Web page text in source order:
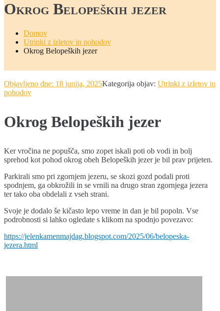
Okrog Belopeških jezer
Domov
Utrinki z izletov in pohodov
Okrog Belopeških jezer
Objavljeno dne: 18 junija, 2025Kategorija objav: Utrinki z izletov in
pohodov
Okrog Belopeških jezer
Ker vročina ne popušča, smo zopet iskali poti ob vodi in bolj
sprehod kot pohod okrog obeh Belopeških jezer je bil prav prijeten.
Parkirali smo pri zgornjem jezeru, se skozi gozd podali proti
spodnjem, ga obkrožili in se vrnili na drugo stran zgornjega jezera
ter tako oba obdelali z vseh strani.
Svoje je dodalo še kičasto lepo vreme in dan je bil popoln. Vse
podrobnosti si lahko ogledate s klikom na spodnjo povezavo:
https://jelenkamenmajdag.blogspot.com/2025/06/belopeska-
jezera.html